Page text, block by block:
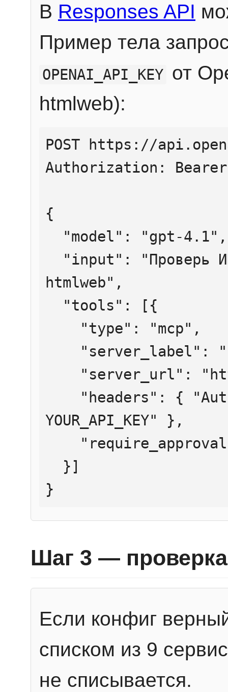
В Responses API
Пример тела
OPENAI_API_KEY от
htmlweb):
POST https://
Authorization:
{
htmlweb",
YOUR_API_KEY" },
}
Шаг 3 — проверка
Если конфиг
списком из 9
не списывается.